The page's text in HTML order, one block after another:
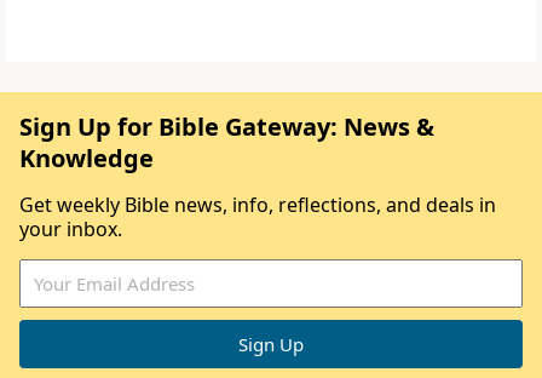
Sign Up for Bible Gateway: News &
Knowledge
Get weekly Bible news, info, reflections, and deals in
your inbox.